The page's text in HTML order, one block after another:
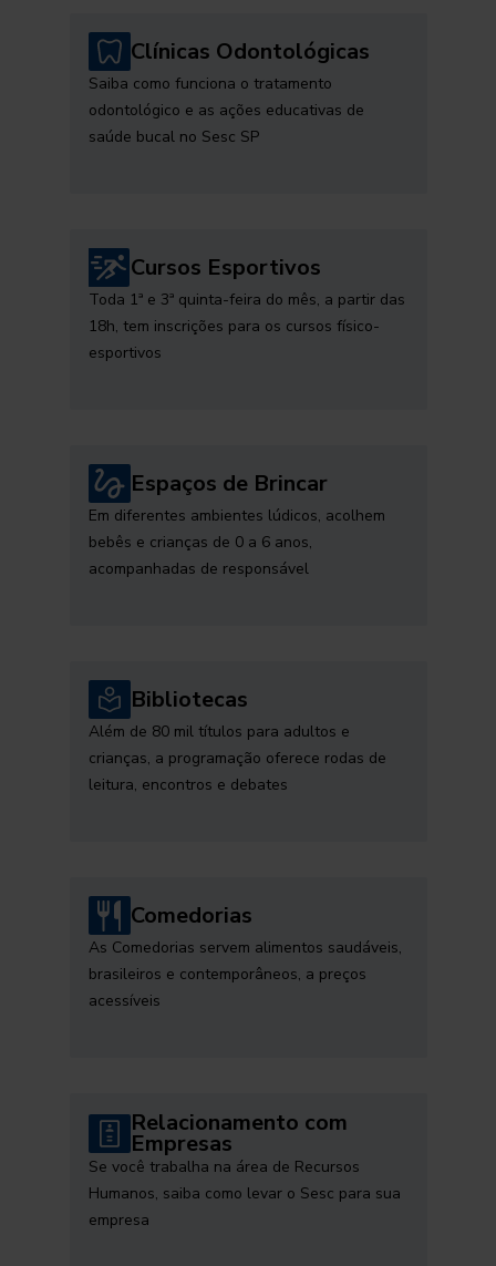
Clínicas Odontológicas
Saiba como funciona o tratamento
odontológico e as ações educativas de
saúde bucal no Sesc SP
Cursos Esportivos
Toda 1ª e 3ª quinta-feira do mês, a partir das
18h, tem inscrições para os cursos físico-
esportivos
Espaços de Brincar
Em diferentes ambientes lúdicos, acolhem
bebês e crianças de 0 a 6 anos,
acompanhadas de responsável
Bibliotecas
Além de 80 mil títulos para adultos e
crianças, a programação oferece rodas de
leitura, encontros e debates
Comedorias
As Comedorias servem alimentos saudáveis,
brasileiros e contemporâneos, a preços
acessíveis
Relacionamento com
Empresas
Se você trabalha na área de Recursos
Humanos, saiba como levar o Sesc para sua
empresa